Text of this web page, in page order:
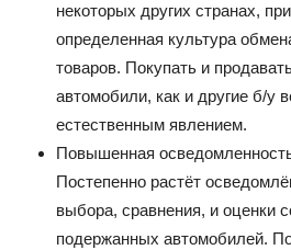
некоторых других странах,
определенная культура
товаров. Покупать и
автомобили, как и другие б/у
естественным явлением.
Повышенная
Постепенно растёт
выбора, сравнения, и оценки
подержанных автомобилей.